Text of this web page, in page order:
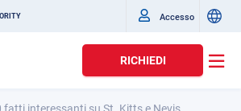
Accesso
RICHIEDI